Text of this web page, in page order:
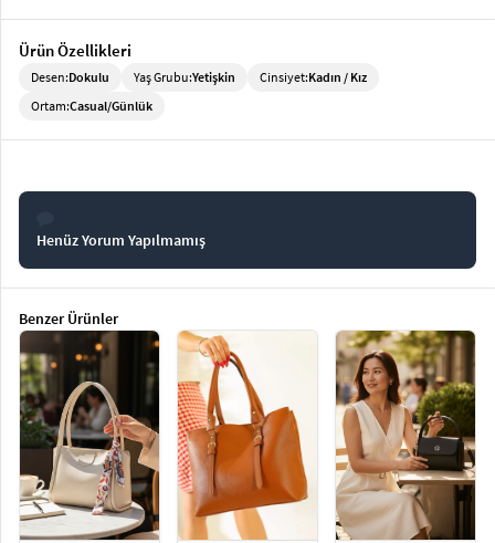
Ürün Özellikleri
Desen:Dokulu Yaş Grubu:Yetişkin Cinsiyet:Kadın / Kız
Ortam:Casual/Günlük
Henüz Yorum Yapılmamış
Benzer Ürünler